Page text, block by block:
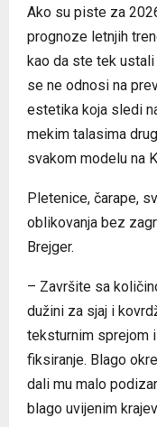
Ako su piste za
prognoze letnjih
kao da ste tek
se ne odnosi na
estetika koja sledi
mekim talasima
svakom modelu na
Pletenice, čarape,
oblikovanja bez
Brejger.
– Završite sa
dužini za sjaj i
teksturnim sprejom
fiksiranje. Blago
dali mu malo
blago uvijenim